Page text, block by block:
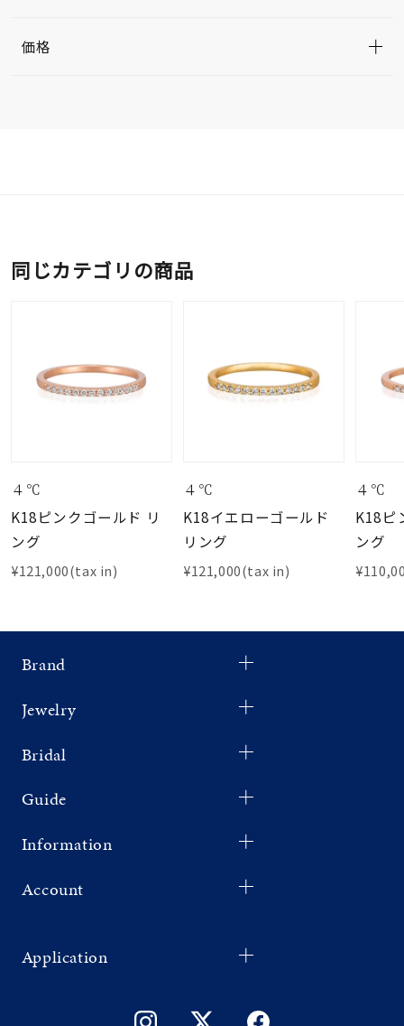
価格
同じカテゴリの商品
４℃
K18ピンクゴールド リ
ング
¥121,000(tax in)
４℃
K18イエローゴールド
リング
¥121,000(tax in)
４℃
K18ピ
ング
Brand
Jewelry
Bridal
Guide
Information
Account
Application